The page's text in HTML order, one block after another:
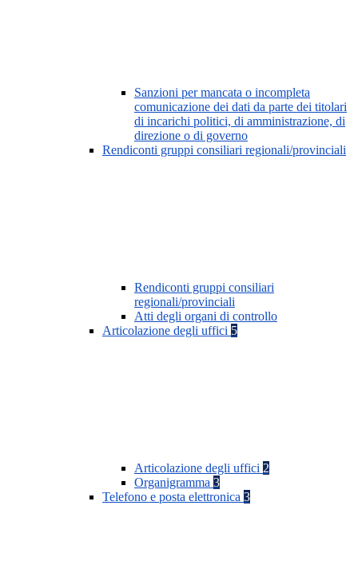
Sanzioni per mancata o incompleta
comunicazione dei dati da parte dei titolari
di incarichi politici, di amministrazione, di
direzione o di governo
Rendiconti gruppi consiliari regionali/provinciali
Rendiconti gruppi consiliari
regionali/provinciali
Atti degli organi di controllo
Articolazione degli uffici 5
Articolazione degli uffici 2
Organigramma 3
Telefono e posta elettronica 3